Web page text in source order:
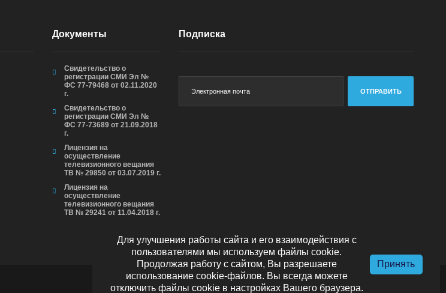
Документы
Свидетельство о
регистрации СМИ Эл №
ФС 77-79468 от 02.11.2020
г.
Свидетельство о
регистрации СМИ Эл №
ФС 77-73689 от 21.09.2018
г.
Лицензия на
осуществление
телевизионного вещания
ТВ № 29850 от 03.07.2019 г.
Лицензия на
осуществление
телевизионного вещания
ТВ № 29241 от 11.04.2018 г.
Подписка
ОТПРАВИТЬ
Для улучшения работы сайта и его взаимодействия с
пользователями мы используем файлы cookie.
Продолжая работу с сайтом, Вы разрешаете
использование cookie-файлов. Вы всегда можете
отключить файлы cookie в настройках Вашего браузера.
Принять